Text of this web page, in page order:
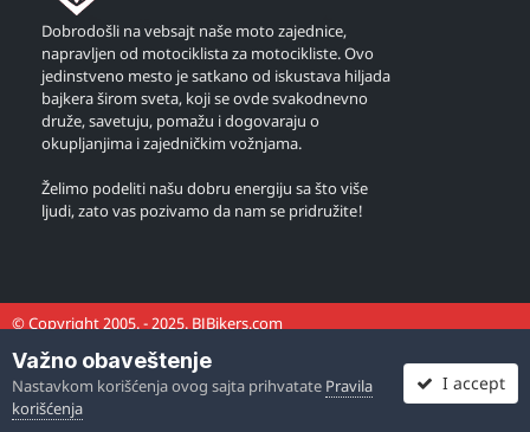
Dobrodošli na vebsajt naše moto zajednice,
napravljen od motociklista za motocikliste. Ovo
jedinstveno mesto je satkano od iskustava hiljada
bajkera širom sveta, koji se ovde svakodnevno
druže, savetuju, pomažu i dogovaraju o
okupljanjima i zajedničkim vožnjama.
Želimo podeliti našu dobru energiju sa što više
ljudi, zato vas pozivamo da nam se pridružite!
© Copyright 2005. - 2025. BJBikers.com
Važno obaveštenje
Nastavkom korišćenja ovog sajta prihvatate Pravila
korišćenja
I accept